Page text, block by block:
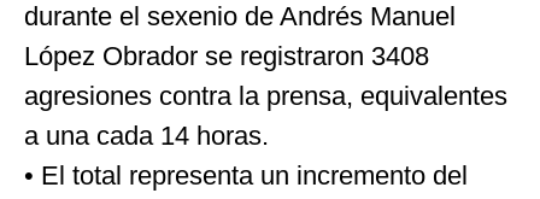
durante el sexenio de Andrés Manuel
López Obrador se registraron 3408
agresiones contra la prensa, equivalentes
a una cada 14 horas.
• El total representa un incremento del